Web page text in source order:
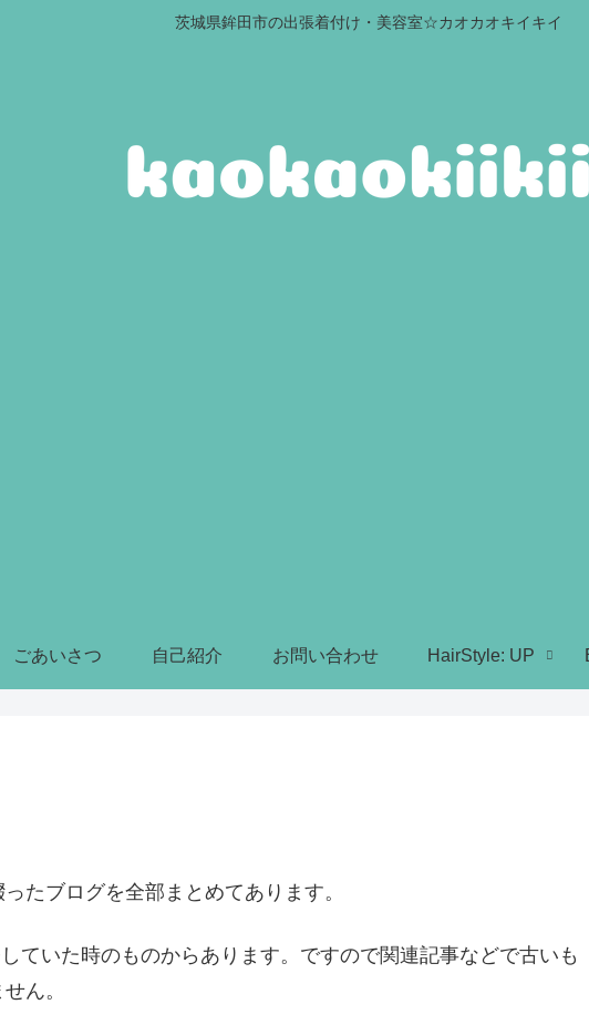
茨城県鉾田市の出張着付け・美容室☆カオカオキイキイ
ごあいさつ 自己紹介 お問い合わせ HairStyle: UP
たブログを全部まとめてあります。
ていた時のものからあります。ですので関連記事などで古いも
ん。